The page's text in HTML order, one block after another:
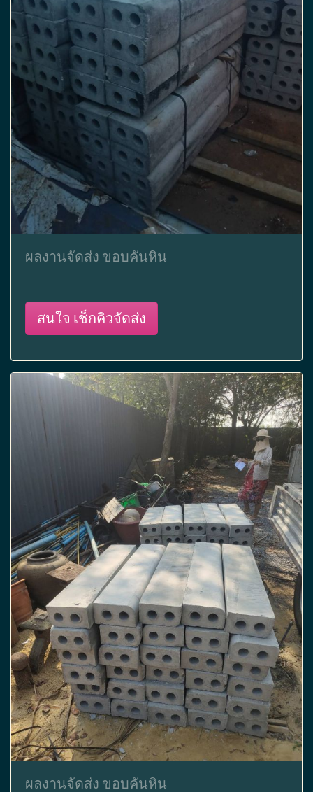
ผลงานจัดส่ง ขอบคันหิน
สนใจ เช็กคิวจัดส่ง
ผลงานจัดส่ง ขอบคันหิน